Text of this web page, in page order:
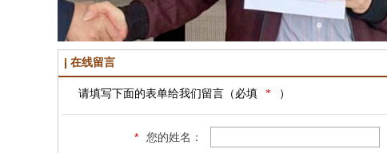
在线留言
请填写下面的表单给我们留言（必填 * ）
* 您的姓名：